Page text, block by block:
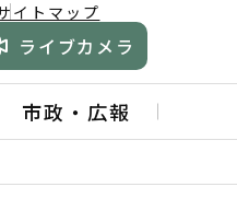
イトマップ
ライブカメラ
市政・広報